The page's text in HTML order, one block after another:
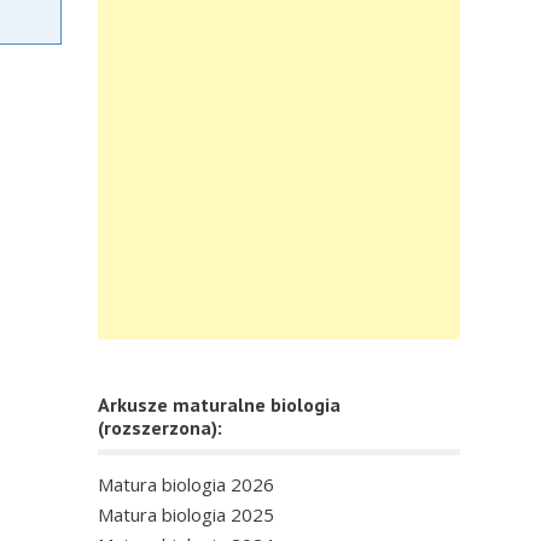
Arkusze maturalne biologia
(rozszerzona):
Matura biologia 2026
Matura biologia 2025